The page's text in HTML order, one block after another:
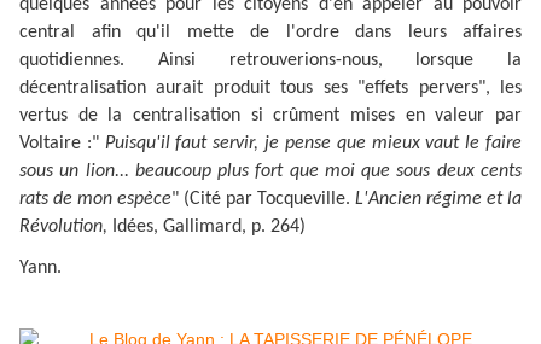
quelques années pour les citoyens d'en appeler au pouvoir
central afin qu'il mette de l'ordre dans leurs affaires
quotidiennes. Ainsi retrouverions-nous, lorsque la
décentralisation aurait produit tous ses "effets pervers", les
vertus de la centralisation si crûment mises en valeur par
Voltaire :" Puisqu'il faut servir, je pense que mieux vaut le faire
sous un lion... beaucoup plus fort que moi que sous deux cents
rats de mon espèce" (Cité par Tocqueville. L'Ancien régime et la
Révolution, Idées, Gallimard, p. 264)
Yann.